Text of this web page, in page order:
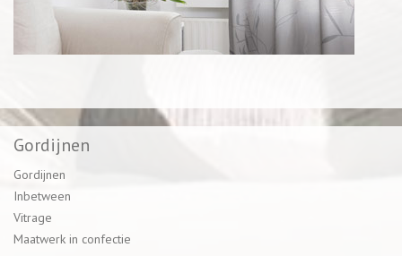
Gordijnen
Gordijnen
Inbetween
Vitrage
Maatwerk in confectie